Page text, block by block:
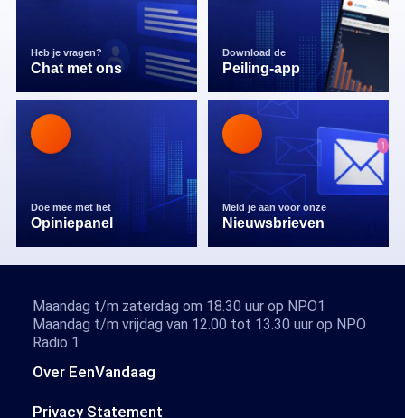
Heb je vragen?
Chat met ons
Download de
Peiling-app
Doe mee met het
Opiniepanel
Meld je aan voor onze
Nieuwsbrieven
Over EenVandaag
Privacy Statement
Maandag t/m zaterdag om 18.30 uur op NPO1
Maandag t/m vrijdag van 12.00 tot 13.30 uur op NPO
Radio 1